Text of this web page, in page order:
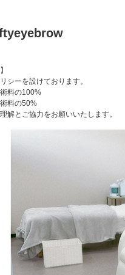
シーを設けております。
料の100%
料の50%
解とご協力をお願いいたします。